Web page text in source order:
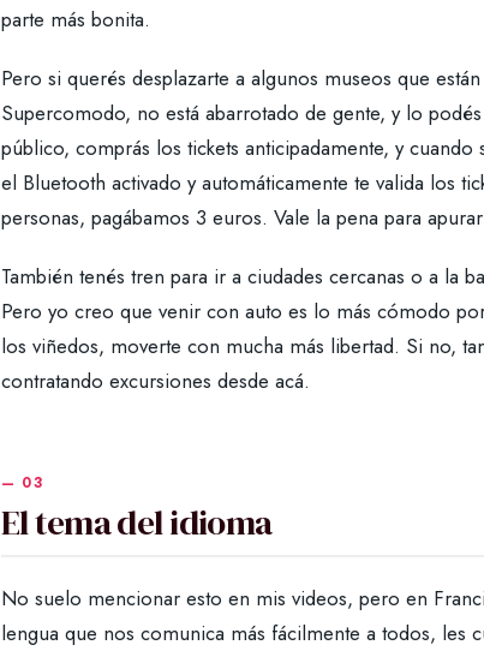
parte más bonita.
Pero si querés desplazarte a algunos museos que
Supercomodo, no está abarrotado de gente, y lo
público, comprás los tickets anticipadamente, y
el Bluetooth activado y automáticamente te valida los
personas, pagábamos 3 euros. Vale la pena para
También tenés tren para ir a ciudades cercanas o a la
Pero yo creo que venir con auto es lo más cómodo
los viñedos, moverte con mucha más libertad. Si no,
contratando excursiones desde acá.
El tema del idioma
No suelo mencionar esto en mis videos, pero en
lengua que nos comunica más fácilmente a todos, les